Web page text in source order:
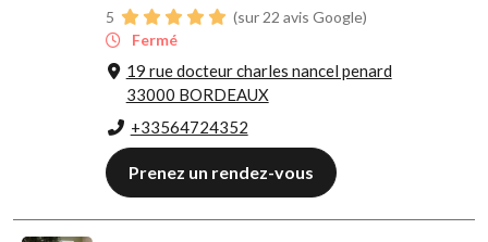
5
(sur 22 avis Google)
Fermé
19 rue docteur charles nancel penard
33000 BORDEAUX
+33564724352
Prenez un rendez-vous